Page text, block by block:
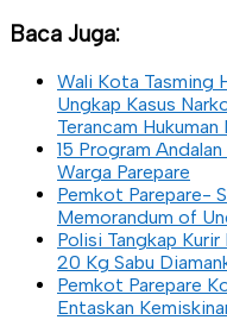
Baca Juga:
Wali Kota Tasming
Ungkap Kasus
Terancam Hukuman
15 Program
Warga Parepare
Pemkot Parepare-
Memorandum of
Polisi Tangkap
20 Kg Sabu
Pemkot Parepare
Entaskan